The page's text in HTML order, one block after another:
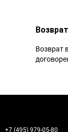
Возврат
Возврат
+7 (495) 979-05-80